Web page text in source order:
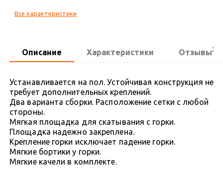
Все характеристики
Описание Характеристики Отзывы3
Устанавливается на пол. Устойчивая конструкция не
требует дополнительных креплений.
Два варианта сборки. Расположение сетки с любой
стороны.
Мягкая площадка для скатывания с горки.
Площадка надежно закреплена.
Крепление горки исключает падение горки.
Мягкие бортики у горки.
Мягкие качели в комплекте.